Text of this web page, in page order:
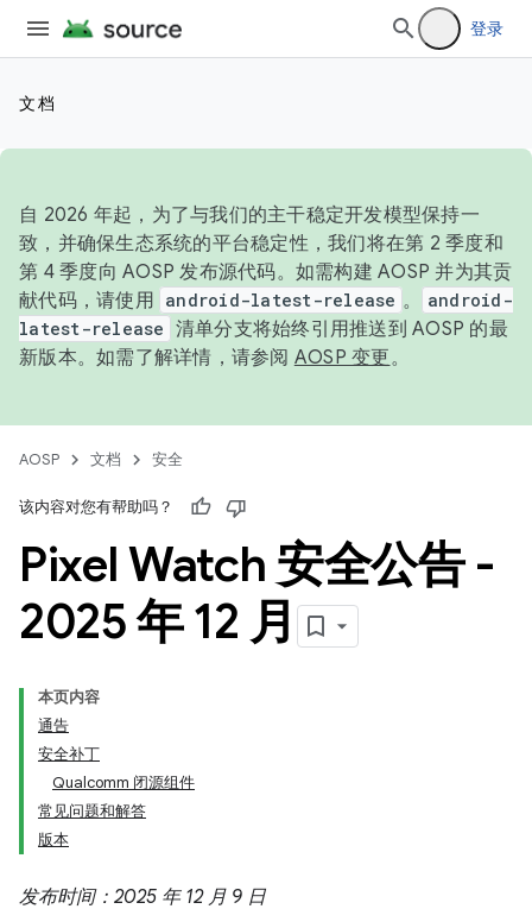
登录
文档
自 2026 年起，为了与我们的主干稳定开发模型保持一
致，并确保生态系统的平台稳定性，我们将在第 2 季度和
第 4 季度向 AOSP 发布源代码。如需构建 AOSP 并为其贡
献代码，请使用 android-latest-release 。
android-
latest-release 清单分支将始终引用推送到 AOSP 的最
新版本。如需了解详情，请参阅 AOSP 变更。
AOSP 文档 安全
该内容对您有帮助吗？
Pixel Watch 安全公告 -
2025 年 12 月
本页内容
通告
安全补丁
Qualcomm 闭源组件
常见问题和解答
版本
发布时间：2025 年 12 月 9 日